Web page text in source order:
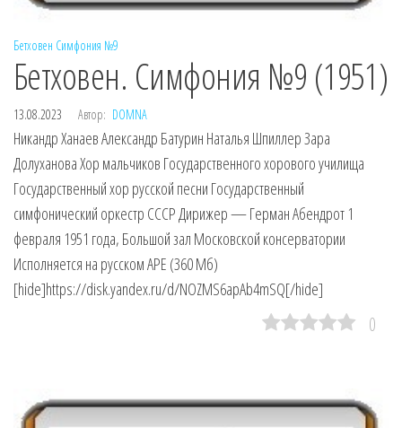
Бетховен Симфония №9
Бетховен. Симфония №9 (1951)
13.08.2023 Автор: DOMNA
Никандр Ханаев Александр Батурин Наталья Шпиллер Зара
Долуханова Хор мальчиков Государственного хорового училища
Государственный хор русской песни Государственный
симфонический оркестр СССР Дирижер — Герман Абендрот 1
февраля 1951 года, Большой зал Московской консерватории
Исполняется на русском APE (360 Мб)
[hide]https://disk.yandex.ru/d/NOZMS6apAb4mSQ[/hide]
0